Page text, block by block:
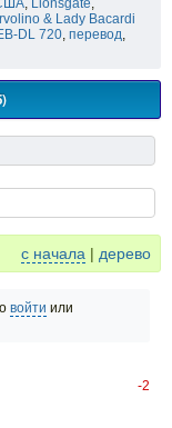
, Lionsgate,
& Lady Bacardi
DL 720, перевод,
с начала | дерево
войти или
-2